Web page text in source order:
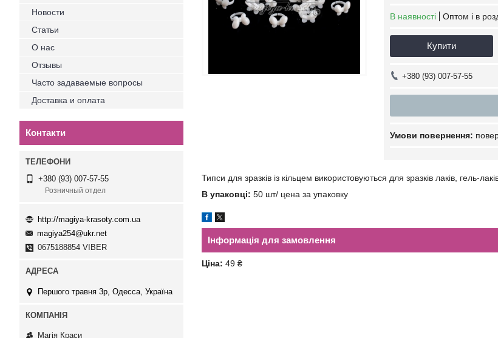
В наявності Оптом і в
Купити
+380 (93) 007-57-55
Типси для зразків із кільцем використовуються для зразків лаків, гель-
В упаковці: 50 шт/ цена за упаковку
Інформація для замовлення
Ціна: 49 ₴
Новости
Статьи
О нас
Отзывы
Часто задаваемые вопросы
Доставка и оплата
Контакти
+380 (93) 007-57-55
Розничный отдел
http://magiya-krasoty.com.ua
magiya254@ukr.net
0675188854 VIBER
Першого травня 3р, Одесса, Україна
Магія Краси